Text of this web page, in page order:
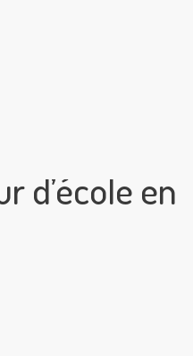
d’école en